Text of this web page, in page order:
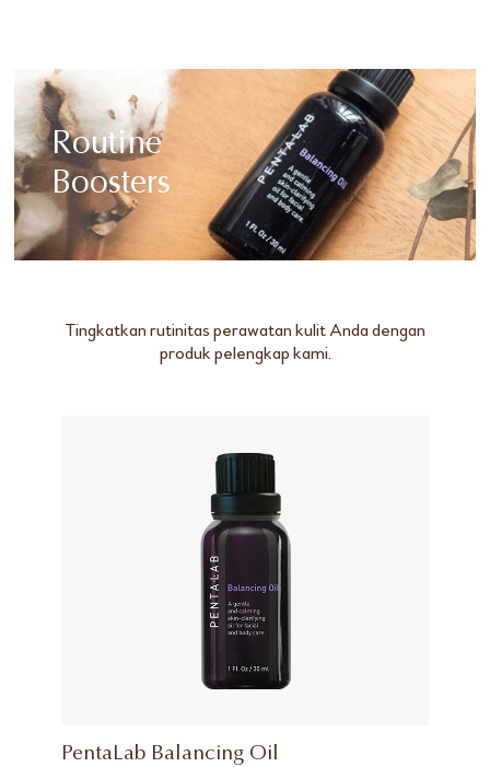
Routine
Boosters
Tingkatkan rutinitas perawatan kulit Anda dengan
produk pelengkap kami.
PentaLab Balancing Oil